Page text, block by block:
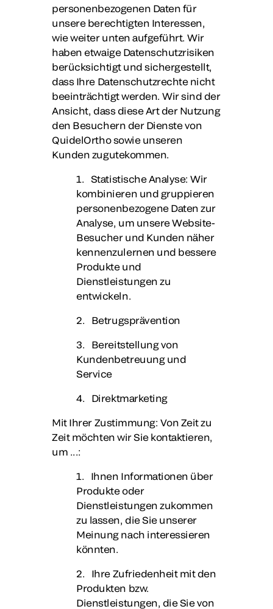
personenbezogenen Daten für
unsere berechtigten Interessen,
wie weiter unten aufgeführt. Wir
haben etwaige Datenschutzrisiken
berücksichtigt und sichergestellt,
dass Ihre Datenschutzrechte nicht
beeinträchtigt werden. Wir sind der
Ansicht, dass diese Art der Nutzung
den Besuchern der Dienste von
QuidelOrtho sowie unseren
Kunden zugutekommen.
1. Statistische Analyse: Wir
kombinieren und gruppieren
personenbezogene Daten zur
Analyse, um unsere Website-
Besucher und Kunden näher
kennenzulernen und bessere
Produkte und
Dienstleistungen zu
entwickeln.
2. Betrugsprävention
3. Bereitstellung von
Kundenbetreuung und
Service
4. Direktmarketing
Mit Ihrer Zustimmung: Von Zeit zu
Zeit möchten wir Sie kontaktieren,
um ...:
1. Ihnen Informationen über
Produkte oder
Dienstleistungen zukommen
zu lassen, die Sie unserer
Meinung nach interessieren
könnten.
2. Ihre Zufriedenheit mit den
Produkten bzw.
Dienstleistungen, die Sie von